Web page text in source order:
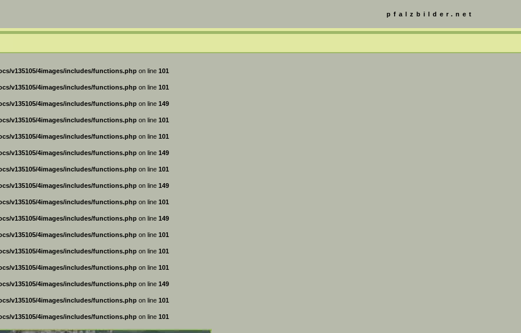
pfalzbilder.net
v135105/4images/includes/functions.php on line 101
v135105/4images/includes/functions.php on line 101
v135105/4images/includes/functions.php on line 149
v135105/4images/includes/functions.php on line 101
v135105/4images/includes/functions.php on line 101
v135105/4images/includes/functions.php on line 149
v135105/4images/includes/functions.php on line 101
v135105/4images/includes/functions.php on line 149
v135105/4images/includes/functions.php on line 101
v135105/4images/includes/functions.php on line 149
v135105/4images/includes/functions.php on line 101
v135105/4images/includes/functions.php on line 101
v135105/4images/includes/functions.php on line 101
v135105/4images/includes/functions.php on line 149
v135105/4images/includes/functions.php on line 101
v135105/4images/includes/functions.php on line 101